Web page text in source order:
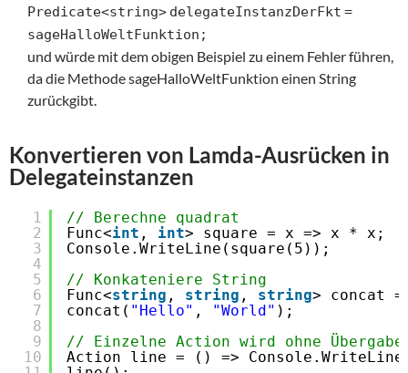
Predicate<string> delegateInstanzDerFkt =
sageHalloWeltFunktion;
und würde mit dem obigen Beispiel zu einem Fehler führen,
da die Methode sageHalloWeltFunktion einen String
zurückgibt.
Konvertieren von Lamda-Ausrücken in
Delegateinstanzen
1
2
3
4
5
6
7
8
9
10
// Berechne quadrat
Func<int , int> square = x => x * x;
Console.WriteLine(square(5));
// Konkateniere String
Func<string , string , string> concat
concat( "Hello" , "World" );
// Einzelne Action wird ohne
Action line = () =>